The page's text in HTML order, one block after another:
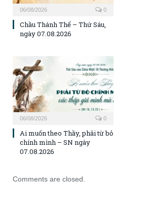
06/08/2026 0
Chầu Thánh Thể – Thứ Sáu,
ngày 07.08.2026
06/08/2026 0
Ai muốn theo Thầy, phải từ bỏ
chính mình – SN ngày
07.08.2026
Comments are closed.